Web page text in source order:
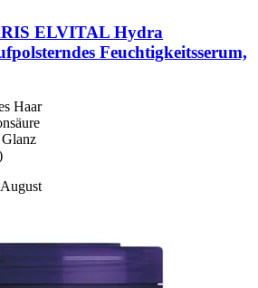
ELVITAL Hydra
Feuchtigkeitsserum,
Haar